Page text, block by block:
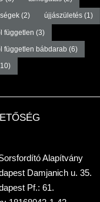
(2) újjászületés(1)
független (3)
független bábdarab (6)
Alapítvány
Damjanich u. 35.
Pf.: 61.